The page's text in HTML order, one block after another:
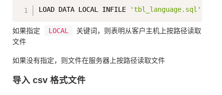
LOAD DATA LOCAL INFILE 'tbl_language.sql'
Copy
如果指定 LOCAL
关键词，则表明从客户主机上按路径读取
文件
如果没有指定，则文件在服务器上按路径读取文件
导入 csv 格式文件